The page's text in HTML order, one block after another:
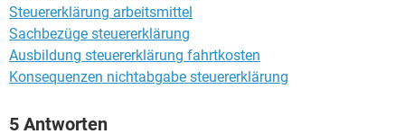
Steuererklärung arbeitsmittel
Sachbezüge steuererklärung
Ausbildung steuererklärung fahrtkosten
Konsequenzen nichtabgabe steuererklärung
5 Antworten